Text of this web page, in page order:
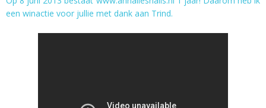
een winactie voor jullie met dank aan Trind.